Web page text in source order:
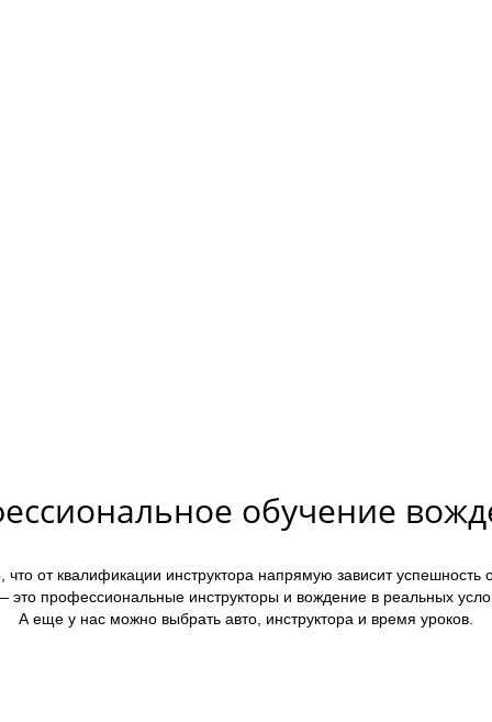
обучение
что от квалификации инструктора напрямую зависит успешность
профессиональные инструкторы и вождение в реальных
А еще у нас можно выбрать авто, инструктора и время уроков.